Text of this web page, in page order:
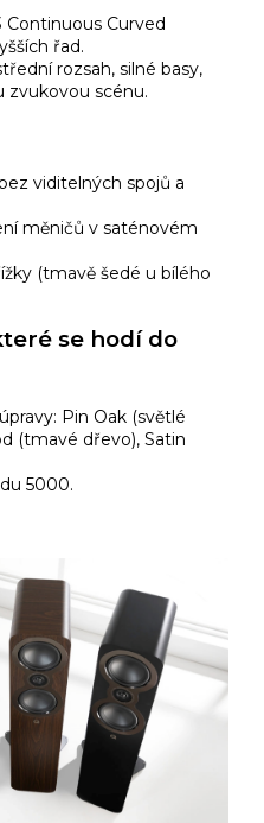
Continuous Curved
řad.
rozsah, silné basy,
zvukovou scénu.
viditelných spojů a
měničů v saténovém
(tmavě šedé u bílého
se hodí do
Pin Oak (světlé
(tmavé dřevo), Satin
5000.